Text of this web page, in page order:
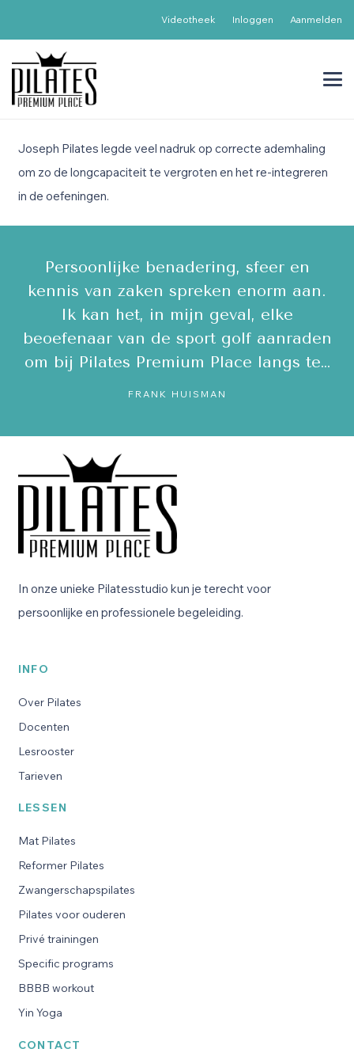
Videotheek Inloggen Aanmelden
Joseph Pilates legde veel nadruk op correcte ademhaling
om zo de longcapaciteit te vergroten en het re-integreren
in de oefeningen.
Persoonlijke benadering, sfeer en
kennis van zaken spreken enorm aan.
Ik kan het, in mijn geval, elke
beoefenaar van de sport golf aanraden
om bij Pilates Premium Place langs te…
FRANK HUISMAN
In onze unieke Pilatesstudio kun je terecht voor
persoonlijke en professionele begeleiding.
INFO
Over Pilates
Docenten
Lesrooster
Tarieven
LESSEN
Mat Pilates
Reformer Pilates
Zwangerschapspilates
Pilates voor ouderen
Privé trainingen
Specific programs
BBBB workout
Yin Yoga
CONTACT